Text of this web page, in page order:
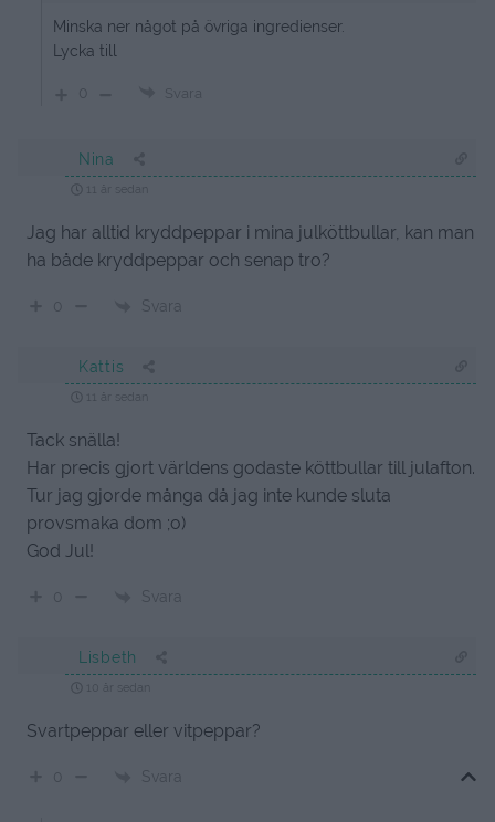
Minska ner något på övriga ingredienser.
Lycka till
0 Svara
Nina
11 år sedan
Jag har alltid kryddpeppar i mina julköttbullar, kan man
ha både kryddpeppar och senap tro?
0 Svara
Kattis
11 år sedan
Tack snälla!
Har precis gjort världens godaste köttbullar till julafton.
Tur jag gjorde många då jag inte kunde sluta
provsmaka dom ;o)
God Jul!
0 Svara
Lisbeth
10 år sedan
Svartpeppar eller vitpeppar?
0 Svara